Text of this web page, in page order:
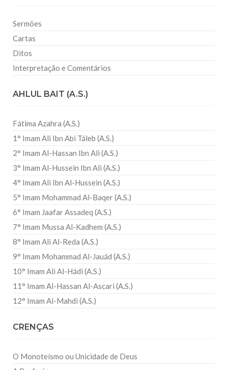
Sermões
Cartas
Ditos
Interpretação e Comentários
AHLUL BAIT (A.S.)
Fátima Azahra (A.S.)
1° Imam Ali Ibn Abi Táleb (A.S.)
2° Imam Al-Hassan Ibn Ali (A.S.)
3° Imam Al-Hussein Ibn Ali (A.S.)
4° Imam Ali Ibn Al-Hussein (A.S.)
5° Imam Mohammad Al-Baqer (A.S.)
6° Imam Jaafar Assadeq (A.S.)
7° Imam Mussa Al-Kadhem (A.S.)
8° Imam Ali Al-Reda (A.S.)
9° Imam Mohammad Al-Jauád (A.S.)
10° Imam Ali Al-Hádi (A.S.)
11° Imam Al-Hassan Al-Ascari (A.S.)
12° Imam Al-Mahdi (A.S.)
CRENÇAS
O Monoteísmo ou Unicidade de Deus